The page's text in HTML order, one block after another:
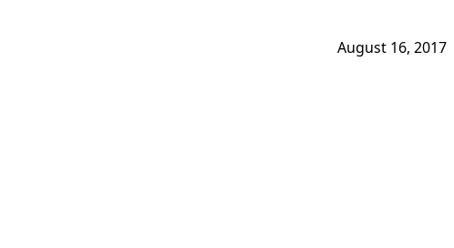
August 16, 2017